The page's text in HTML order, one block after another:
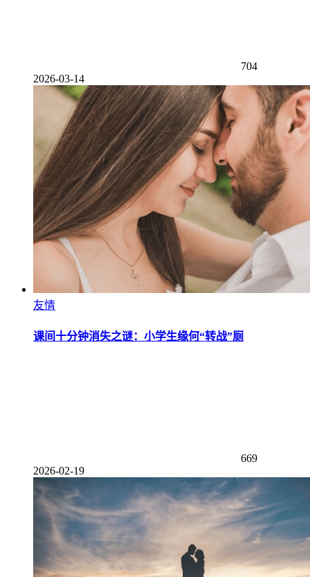
704
2026-03-14
友情
课间十分钟消失之谜：小学生缘何“转战”厕
669
2026-02-19